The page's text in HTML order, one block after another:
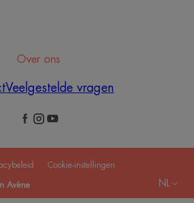
Over ons
Veelgestelde vragen
Cookie-instellingen
Avène NL